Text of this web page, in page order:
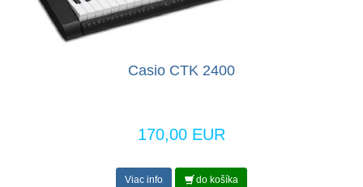
Casio CTK 2400
170,00 EUR
Viac info do košíka